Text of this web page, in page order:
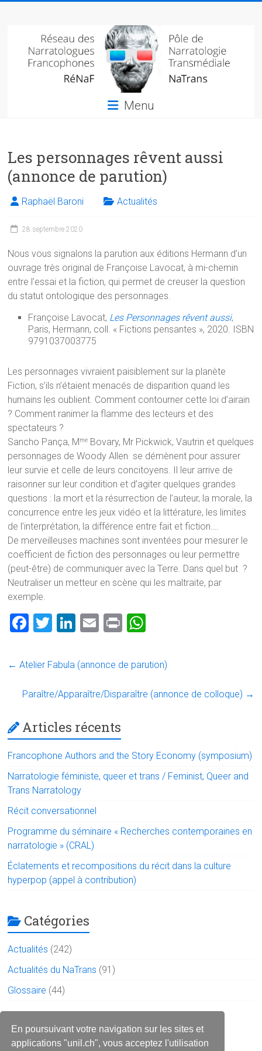
En poursuivant votre navigation sur les sites et
applications "unil.ch", vous acceptez l'utilisation
Réseau
des
narratologues
francophone
de
narratologie
transmédiale
(NaTrans)
Menu
Les personnages rêvent aussi
(annonce de parution)
Raphaël Baroni Actualités
28 septembre 2020
Nous vous signalons la parution aux éditions Hermann d’un
ouvrage très original de Françoise Lavocat, à mi-chemin
entre l’essai et la fiction, qui permet de creuser la question
du statut ontologique des personnages.
Françoise Lavocat, Les Personnages rêvent aussi,
Paris, Hermann, coll. « Fictions pensantes », 2020. ISBN
9791037003775
Les personnages vivraient paisiblement sur la planète
Fiction, s’ils n’étaient menacés de disparition quand les
humains les oublient. Comment contourner cette loi d’airain
? Comment ranimer la flamme des lecteurs et des
spectateurs ?
Sancho Pança, Mme Bovary, Mr Pickwick, Vautrin et quelques
personnages de Woody Allen se démènent pour assurer
leur survie et celle de leurs concitoyens. Il leur arrive de
raisonner sur leur condition et d’agiter quelques grandes
questions : la mort et la résurrection de l’auteur, la morale, la
concurrence entre les jeux vidéo et la littérature, les limites
de l’interprétation, la différence entre fait et fiction….
De merveilleuses machines sont inventées pour mesurer le
coefficient de fiction des personnages ou leur permettre
(peut-être) de communiquer avec la Terre. Dans quel but ?
Neutraliser un metteur en scène qui les maltraite, par
exemple.
F
ce
o
ok
T
tt
Li
e
n
E
ai
Pr
t
at
A
← Atelier Fabula (annonce de parution)
Paraître/Apparaître/Disparaître (annonce de colloque) →
Articles récents
Francophone Authors and the Story Economy (symposium)
Narratologie féministe, queer et trans / Feminist, Queer and
Trans Narratology
Récit conversationnel
Programme du séminaire « Recherches contemporaines en
narratologie » (CRAL)
Éclatements et recompositions du récit dans la culture
hyperpop (appel à contribution)
Catégories
Actualités (242)
Actualités du NaTrans (91)
Glossaire (44)
Le réseau sur les réseaux